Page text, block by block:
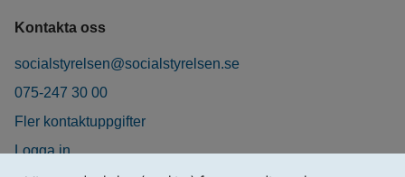
Kontakta oss
socialstyrelsen@socialstyrelsen.se
075-247 30 00
Fler kontaktuppgifter
Logga in